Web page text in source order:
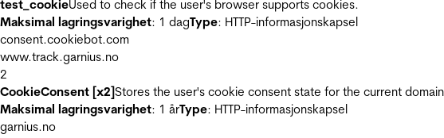
test_cookieUsed to check if the user's browser supports cookies.
Maksimal lagringsvarighet: 1 dagType: HTTP-informasjonskapsel
consent.cookiebot.com
www.track.garnius.no
2
CookieConsent [x2]Stores the user's cookie consent state for the current domain
Maksimal lagringsvarighet: 1 årType: HTTP-informasjonskapsel
garnius.no